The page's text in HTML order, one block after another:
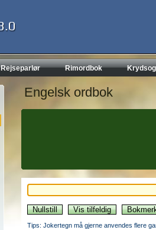
Rejseparlør Rimordbok
Engelsk ordbok
Tips: Jokertegn må gjerne anvendes flere